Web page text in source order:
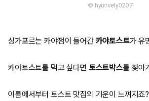
© hyunvely0207
싱가포르는 카야잼이 들어간 카야토스트가 유
카야토스트를 먹고 싶다면 토스트박스를 찾아
이름에서부터 토스트 맛집의 기운이 느껴지죠?